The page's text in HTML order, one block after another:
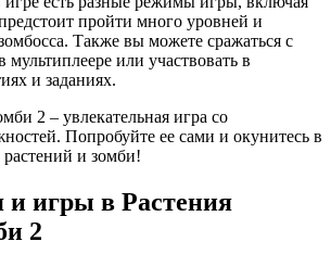
пройти много уровней и
Также вы можете сражаться с
или участвовать в
и заданиях.
2 – увлекательная игра со
Попробуйте ее сами и окунитесь в
и зомби!
и игры в Растения
2